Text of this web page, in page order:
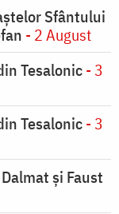
Sfântului
- 2 August
Tesalonic- 3
Tesalonic- 3
şi Faust